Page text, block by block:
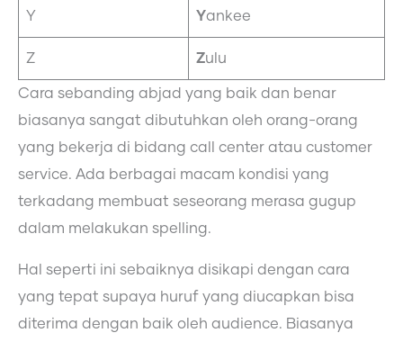
Y Yankee
Z Zulu
Cara sebanding abjad yang baik dan benar
biasanya sangat dibutuhkan oleh orang-orang
yang bekerja di bidang call center atau customer
service. Ada berbagai macam kondisi yang
terkadang membuat seseorang merasa gugup
dalam melakukan spelling.
Hal seperti ini sebaiknya disikapi dengan cara
yang tepat supaya huruf yang diucapkan bisa
diterima dengan baik oleh audience. Biasanya